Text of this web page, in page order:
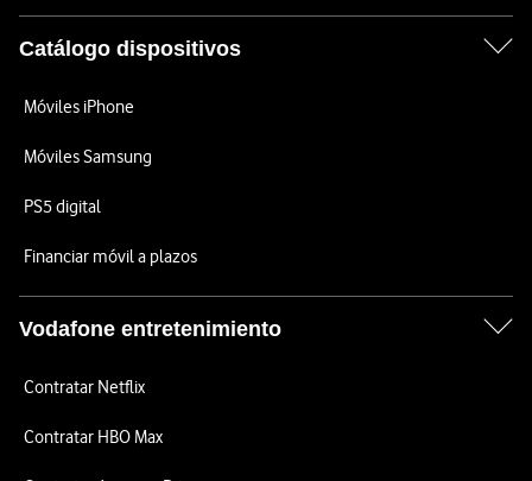
Catálogo dispositivos
Móviles iPhone
Móviles Samsung
PS5 digital
Financiar móvil a plazos
Vodafone entretenimiento
Contratar Netflix
Contratar HBO Max